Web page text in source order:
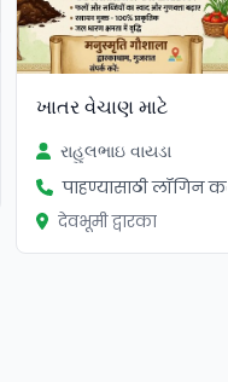
ખાતર વેચાણ માટે
રાહુલભાઇ વાયડા
पाहण्यासाठी लॉगिन करा
देवभूमी द्वारका